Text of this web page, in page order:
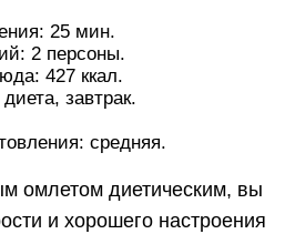
25 мин.
2 персоны.
427 ккал.
завтрак.
средняя.
омлетом диетическим, вы
и хорошего настроения